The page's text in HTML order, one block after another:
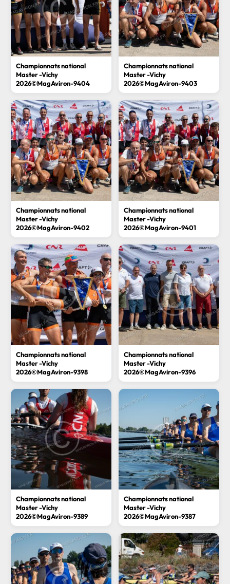
Championnats national
Master -Vichy
2026©MagAviron-9404
Championnats national
Master -Vichy
2026©MagAviron-9403
Championnats national
Master -Vichy
2026©MagAviron-9402
Championnats national
Master -Vichy
2026©MagAviron-9401
Championnats national
Master -Vichy
2026©MagAviron-9398
Championnats national
Master -Vichy
2026©MagAviron-9396
Championnats national
Master -Vichy
2026©MagAviron-9389
Championnats national
Master -Vichy
2026©MagAviron-9387